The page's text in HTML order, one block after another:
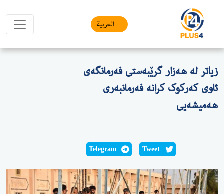
العربیة
زیاتر لە هەزار گرێبەستی فەرمانگەی
ئاوی کەرکوک کرانە فەرمانبەری
هەمیشەیی
Tweet
Telegram